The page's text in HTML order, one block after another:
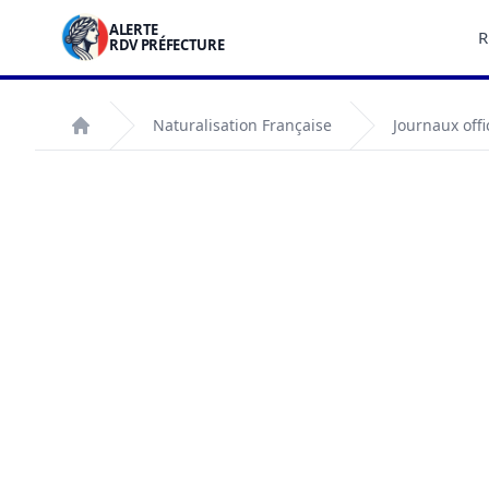
ALERTE
RDV PRÉFECTURE
Accueil
Naturalisation Française Journaux